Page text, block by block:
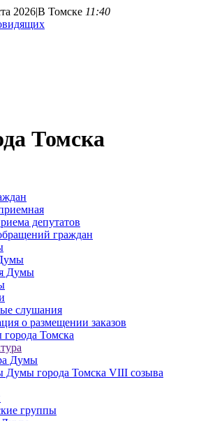
2026|В Томске 11:40
Томска
депутатов
граждан
Думы
слушания
о размещении заказов
Томска
Думы
Думы города Томска VIII созыва
группы